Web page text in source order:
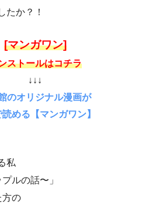
たか？！
[マンガワン]
ストールはコチラ
↓↓↓
のオリジナル漫画が
める【マンガワン】
私
ルの話〜」
方の